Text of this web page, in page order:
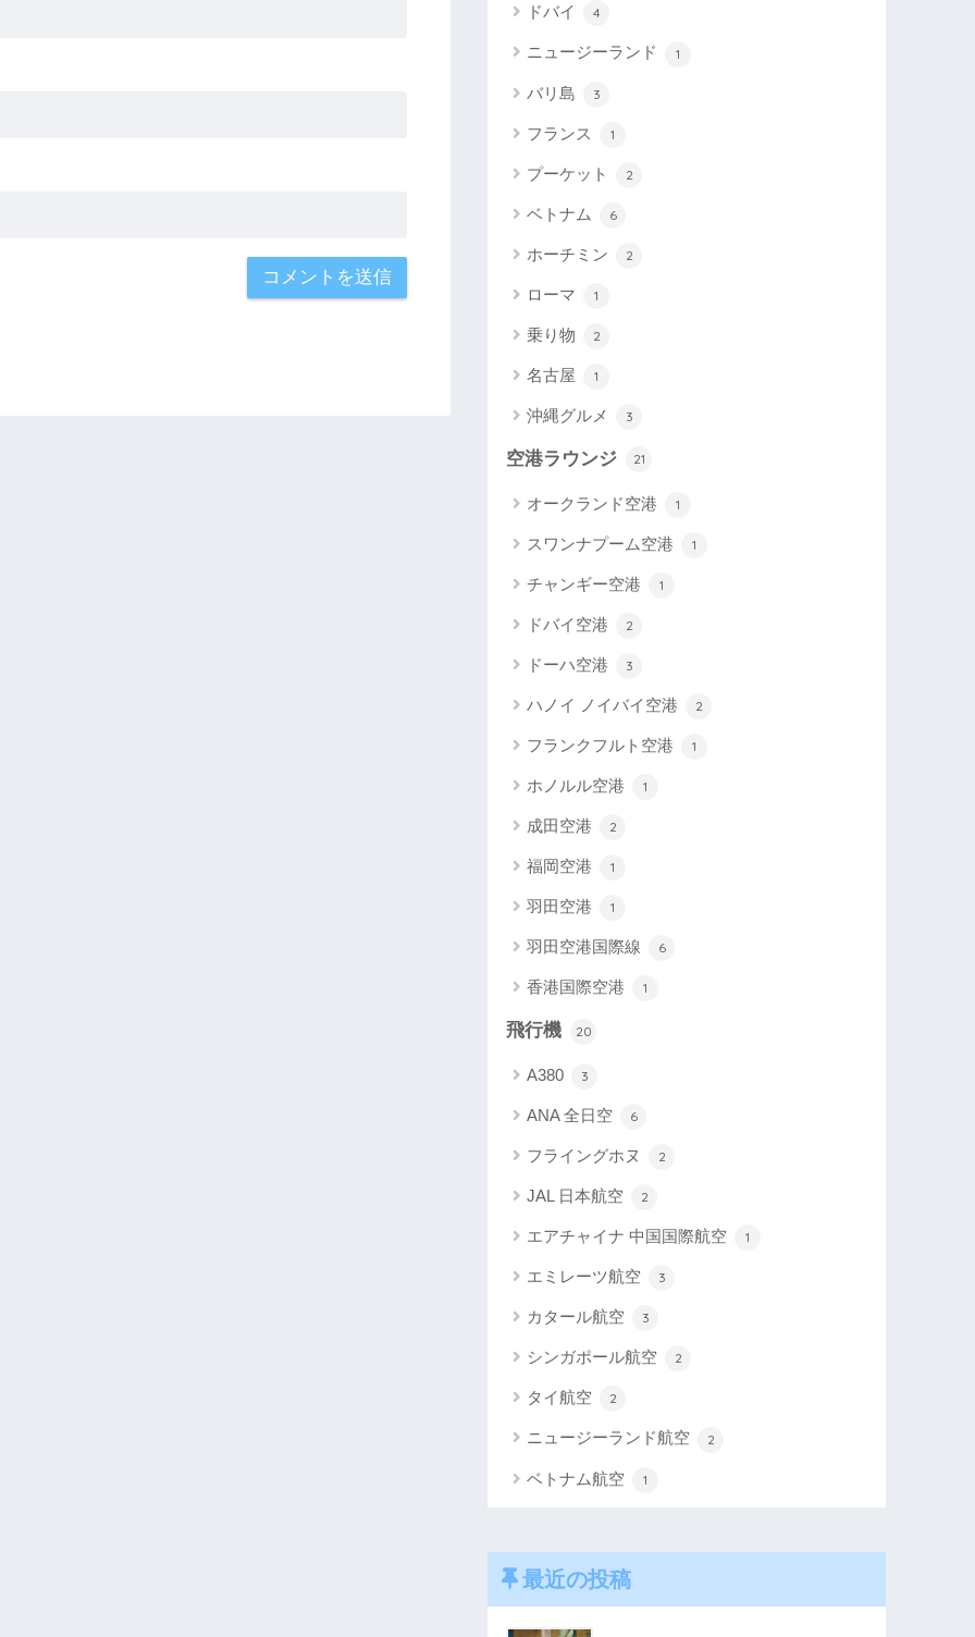
ドバイ 4
ニュージーランド 1
バリ島 3
フランス 1
プーケット 2
ベトナム 6
ホーチミン 2
ローマ 1
乗り物 2
名古屋 1
沖縄グルメ 3
空港ラウンジ 21
オークランド空港 1
スワンナプーム空港 1
チャンギー空港 1
ドバイ空港 2
ドーハ空港 3
ハノイ ノイバイ空港 2
フランクフルト空港 1
ホノルル空港 1
成田空港 2
福岡空港 1
羽田空港 1
羽田空港国際線 6
香港国際空港 1
飛行機 20
A380 3
ANA 全日空 6
フライングホヌ 2
JAL 日本航空 2
エアチャイナ 中国国際航空 1
エミレーツ航空 3
カタール航空 3
シンガポール航空 2
タイ航空 2
ニュージーランド航空 2
ベトナム航空 1
最近の投稿